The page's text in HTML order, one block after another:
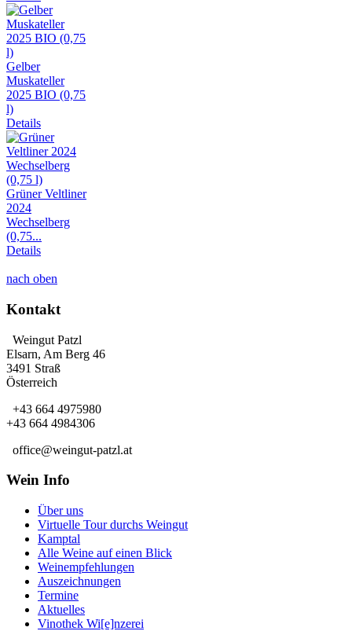
Gelber
Muskateller
2025 BIO (0,75
l)
Details
Grüner Veltliner
2024
Wechselberg
(0,75...
Details
nach oben
Kontakt
Weingut Patzl
Elsarn, Am Berg 46
3491 Straß
Österreich
+43 664 4975980
+43 664 4984306
office@weingut-patzl.at
Wein Info
Über uns
Virtuelle Tour durchs Weingut
Kamptal
Alle Weine auf einen Blick
Weinempfehlungen
Auszeichnungen
Termine
Aktuelles
Vinothek Wi[e]nzerei